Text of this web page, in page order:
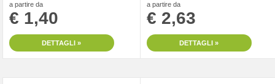
a partire da
€ 1,40
DETTAGLI »
a partire da
€ 2,63
DETTAGLI »